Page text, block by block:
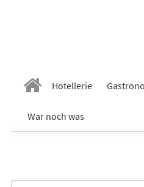
Hotellerie
War noch was